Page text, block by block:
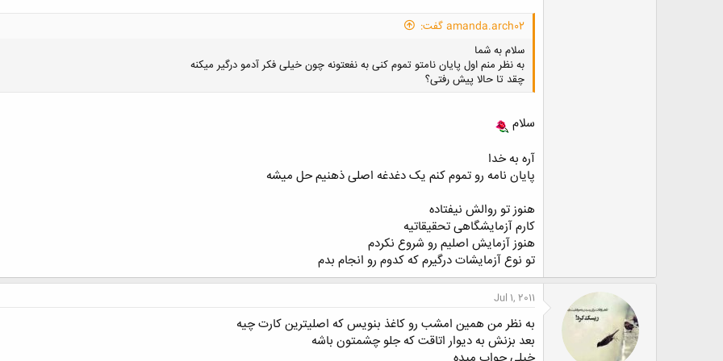
amanda.arch02 گفت:
سلام به شما
به نظر منم اول پایان نامتو تموم کنی به نفعتونه چون خیلی فکر آدمو درگیر میکنه
چقد تا حالا پیش رفتی؟
سلام
آره به خدا
پایان نامه رو تموم کنم یک دغدغه اصلی ذهنیم حل میشه
هنوز تو روالش نیفتاده
کارم آزمایشگاهی تحقیقاتیه
هنوز آزمایش اصلیم رو شروع نکردم
تو نوع آزمایشات درگیرم که کدوم رو انجام بدم
Jul 1, 2011
به نظر من همین امشب رو کاغذ بنویس که اصلیترین کارت چیه
بعد بزنش به دیوار اتاقت که جلو چشمتون باشه